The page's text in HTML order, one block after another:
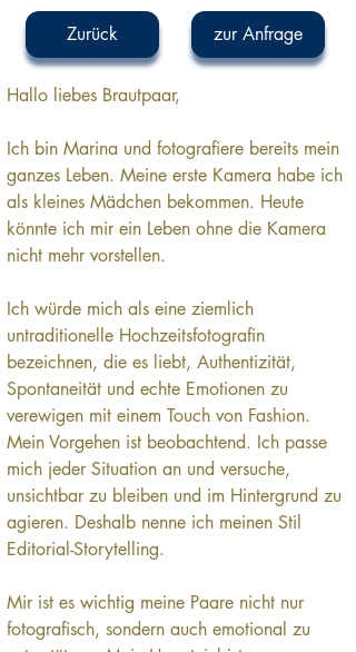
Zurück zur Anfrage
Hallo liebes Brautpaar,
Ich bin Marina und fotografiere bereits mein
ganzes Leben. Meine erste Kamera habe ich
als kleines Mädchen bekommen. Heute
könnte ich mir ein Leben ohne die Kamera
nicht mehr vorstellen.
Ich würde mich als eine ziemlich
untraditionelle Hochzeitsfotografin
bezeichnen, die es liebt, Authentizität,
Spontaneität und echte Emotionen zu
verewigen mit einem Touch von Fashion.
Mein Vorgehen ist beobachtend. Ich passe
mich jeder Situation an und versuche,
unsichtbar zu bleiben und im Hintergrund zu
agieren. Deshalb nenne ich meinen Stil
Editorial-Storytelling.
Mir ist es wichtig meine Paare nicht nur
fotografisch, sondern auch emotional zu